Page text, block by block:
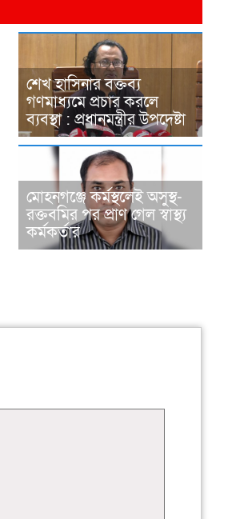
শেখ হাসিনার বক্তব্য
গণমাধ্যমে প্রচার করলে
ব্যবস্থা : প্রধানমন্ত্রীর উপদেষ্টা
মোহনগঞ্জে কর্মস্থলেই অসুস্থ-
রক্তবমির পর প্রাণ গেল স্বাস্থ্য
কর্মকর্তার